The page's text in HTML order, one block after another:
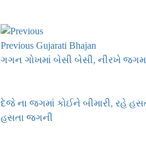
Previous Gujarati Bhajan
ગગન ગોખમાં બેસી બેસી, નીરખે
દેજે ના જગમાં કોઈને બીમારી, રહે
હસતા જગની